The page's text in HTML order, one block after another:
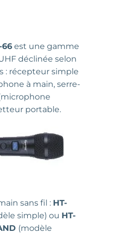
66est une gamme
déclinée selon
: récepteur simple
à main, serre-
portable.
sans fil : HT-
simple) ou HT-
(modèle